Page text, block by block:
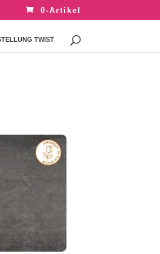
0-Artikel
TWIST